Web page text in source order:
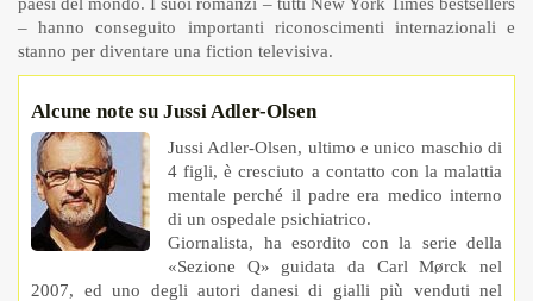
– hanno conseguito importanti riconoscimenti internazionali e
stanno per diventare una fiction televisiva.
Alcune note su Jussi Adler-Olsen
Jussi Adler-Olsen, ultimo e unico maschio di
4 figli, è cresciuto a contatto con la malattia
mentale perché il padre era medico interno
di un ospedale psichiatrico.
Giornalista, ha esordito con la serie della
«Sezione Q» guidata da Carl Mørck nel
2007, ed uno degli autori danesi di gialli più venduti nel